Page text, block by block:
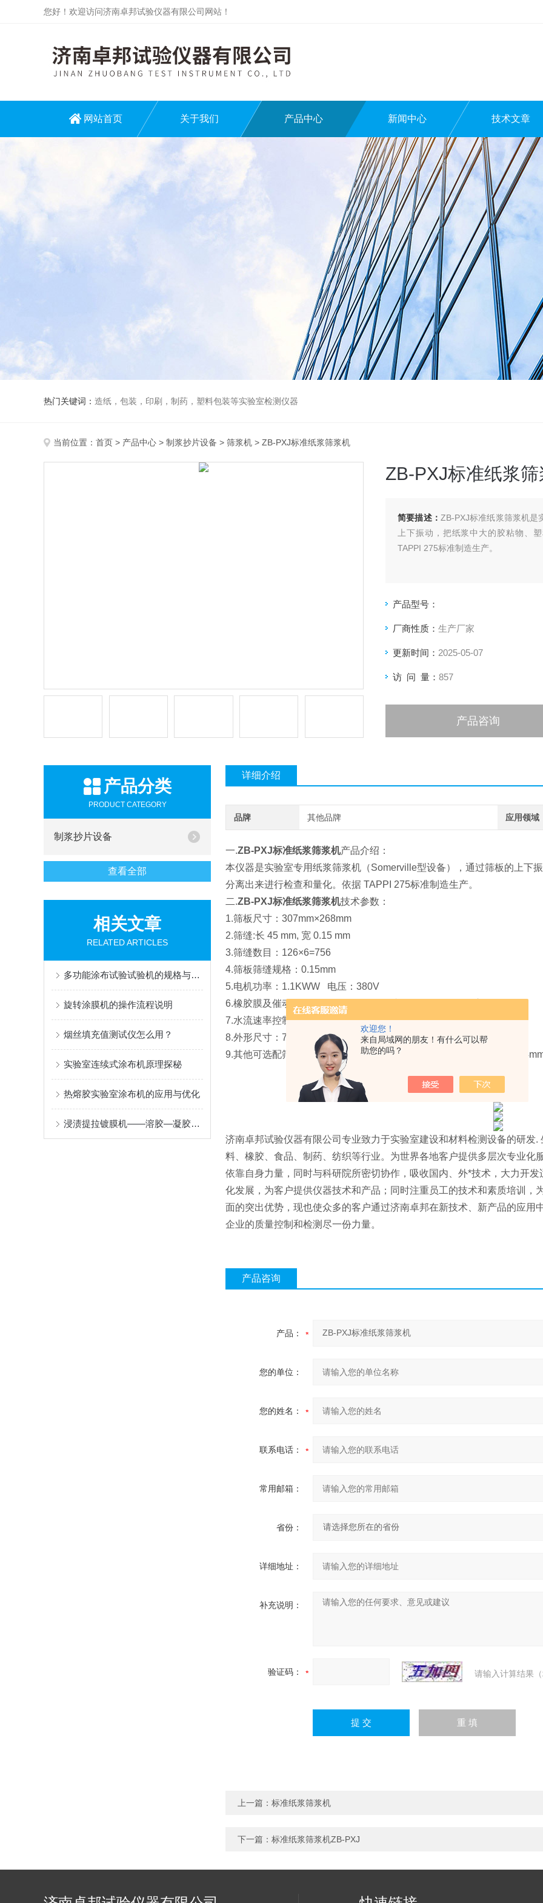
欢迎您！
来自局域网的朋友！有什么可以帮
助您的吗？
您好！欢迎访问济南卓邦试验仪器有限公司网站！
网站首页 关于我们 产品中心 新闻中心 技术文章
热门关键词： 造纸，包装，印刷，制药，塑料包装等实验室检测仪器
当前位置： 首页 > 产品中心 > 制浆抄片设备 > 筛浆机 > ZB-PXJ标准纸浆筛浆机
ZB-PXJ标准纸浆
简要描述： ZB-PXJ标准纸浆筛浆机是
上下振动，把纸浆中大的胶粘物、
TAPPI 275标准制造生产。
产品型号：
厂商性质： 生产厂家
更新时间： 2025-05-07
访 问 量： 857
产品咨询
产品分类
PRODUCT CATEGORY
制浆抄片设备
查看全部
相关文章
RELATED ARTICLES
多功能涂布试验试验机的规格与性能
旋转涂膜机的操作流程说明
烟丝填充值测试仪怎么用？
实验室连续式涂布机原理探秘
热熔胶实验室涂布机的应用与优化
浸渍提拉镀膜机——溶胶—凝胶提拉成膜原理与光学及功能涂层应用
详细介绍
品牌 其他品牌 应用领域
一.ZB-PXJ标准纸浆筛浆机产品介绍：
本仪器是实验室专用纸浆筛浆机（Somerville型设备），通过筛板的上下
分离出来进行检查和量化。依据 TAPPI 275标准制造生产。
二.ZB-PXJ标准纸浆筛浆机技术参数：
1.筛板尺寸：307mm×268mm
2.筛缝:长 45 mm, 宽 0.15 mm
3.筛缝数目：126×6=756
4.筛板筛缝规格：0.15mm
5.电机功率：1.1KWW 电压：380V
6.橡胶膜及催动:振幅：3.2 ±0.1mm 转速690-700 rpm的偏心轮催动
7.水流速率控制 : 8.6 L / min. 水压：1.23 Kg/cm2.
8.外形尺寸：7
20*410*1150mm
9.其他可选配筛板筛缝规格：0.15mm、0.2mm、0.3mm、0.35mm、
济南卓邦试验仪器有限公司专业致力于实验室建设和材料检测设备的研发
料、橡胶、食品、制药、纺织等行业。为世界各地客户提供多层次专业化
依靠自身力量，同时与科研院所密切协作，吸收国内、外*技术，大力开
化发展，为客户提供仪器技术和产品；同时注重员工的技术和素质培训，
面的突出优势，现也使众多的客户通过济南卓邦在新技术、新产品的应用
企业的质量控制和检测尽一份力量。
产品咨询
产品：
您的单位：
您的姓名：
联系电话：
常用邮箱：
省份：
详细地址：
补充说明：
验证码： 请输入计算结果
上一篇： 标准纸浆筛浆机
下一篇： 标准纸浆筛浆机ZB-PXJ